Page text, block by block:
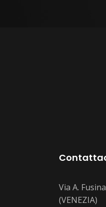
Via A.
(VENEZIA)